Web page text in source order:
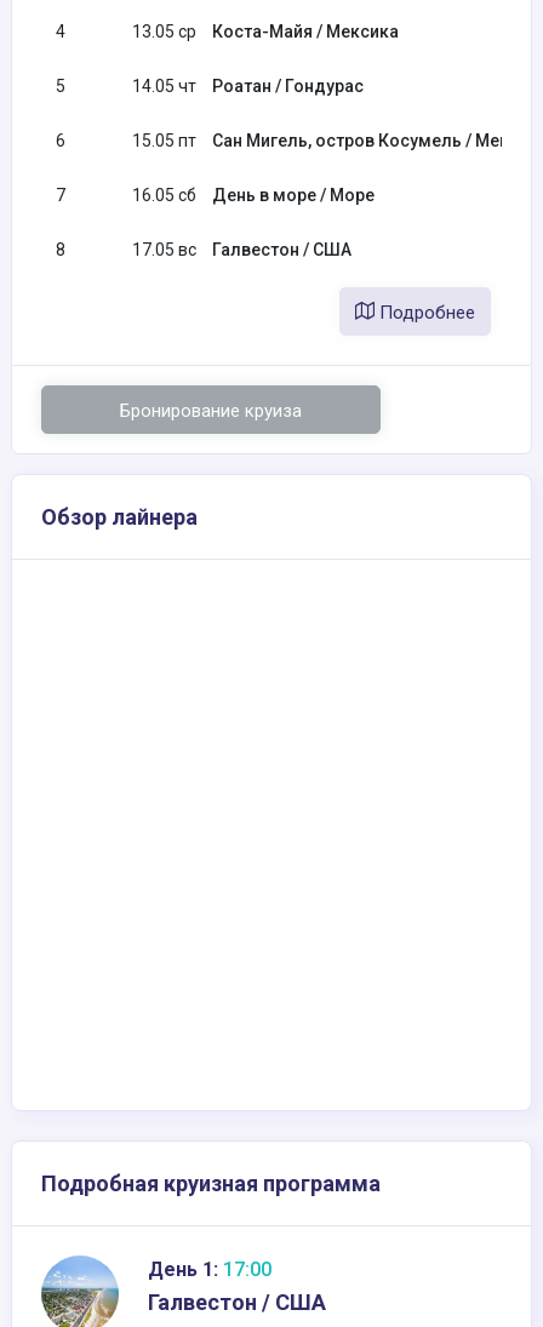
4 13.05 ср Коста-Майя / Мексика
5 14.05 чт Роатан / Гондурас
6 15.05 пт Сан Мигель, остров Косумель /
7 16.05 сб День в море / Море
8 17.05 вс Галвестон / США
Подробнее
Бронирование круиза
Обзор лайнера
Подробная круизная программа
День 1: 17:00
Галвестон / США